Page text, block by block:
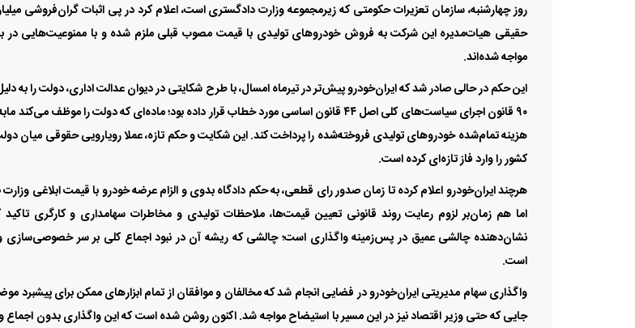
روز چهارشنبه، سازمان تعزیرات حکومتی که زیرمجموعه وزارت دادگستری است، اعلام کرد در پی اثبات گران‌فروشی
حقیقی هیات‌مدیره این شرکت به فروش خودرو‌های تولیدی با قیمت مصوب قبلی ملزم شده و با ممنوعیت‌هایی
مواجه شده‌اند.
این حکم در حالی صادر شد که ایران‌خودرو پیش‌تر در تیرماه امسال، با طرح شکایتی در دیوان عدالت اداری، دولت را به
۹۰ قانون اجرای سیاست‌های کلی اصل ۴۴ قانون اساسی مورد خطاب قرار داده بود؛ ماده‌ای که دولت را موظف
هزینه تمام‌شده خودرو‌های تولیدی فروخته‌شده را پرداخت کند. این شکایت و حکم تازه، عملا رویارویی حقوقی میان
کشور را وارد فاز تازه‌ای کرده است.
هرچند ایران‌خودرو اعلام کرده تا زمان صدور رای قطعی، به حکم دادگاه بدوی و الزام عرضه خودرو با قیمت ابلاغی
اما هم زمان‌بر لزوم رعایت روند قانونی تعیین قیمت‌ها، ملاحظات تولیدی و مخاطرات سهامداری و کارگری
نشان‌دهنده چالشی عمیق در پس‌زمینه واگذاری است؛ چالشی که ریشه آن در نبود اجماع کلی بر سر خصوصی‌سازی
است.
واگذاری سهام مدیریتی ایران‌خودرو در فضایی انجام شد که مخالفان و موافقان از تمام ابزار‌های ممکن برای پیشبرد
جایی که حتی وزیر اقتصاد نیز در این مسیر با استیضاح مواجه شد. اکنون روشن شده است که این واگذاری بدون اجماع و